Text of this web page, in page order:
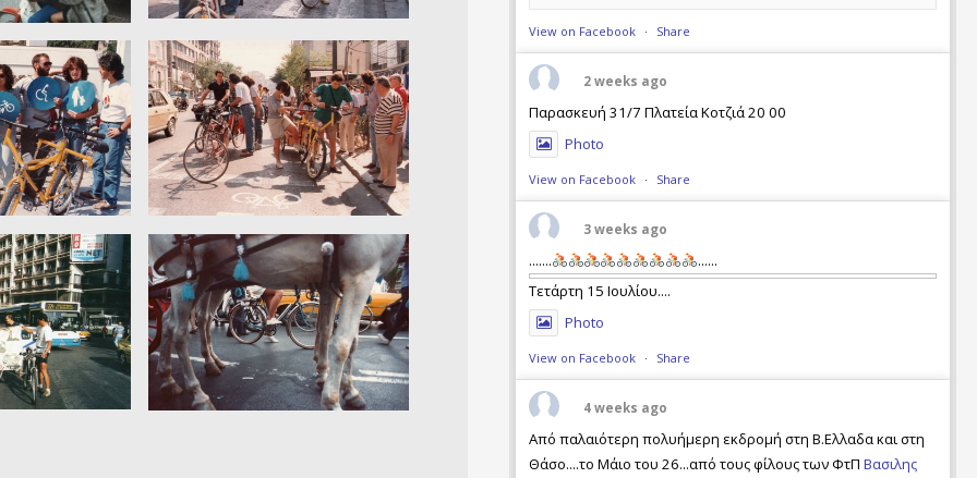
View on Facebook · Share
2 weeks ago
Παρασκευή 31/7 Πλατεία Κοτζιά 20 00
Photo
View on Facebook · Share
3 weeks ago
.......
......
Τετάρτη 15 Ιουλίου....
Photo
View on Facebook · Share
4 weeks ago
Από παλαιότερη πολυήμερη εκδρομή στη Β.Ελλαδα και στη
Θάσο....το Μάιο του 26...από τους φίλους των ΦτΠ Βασιλης